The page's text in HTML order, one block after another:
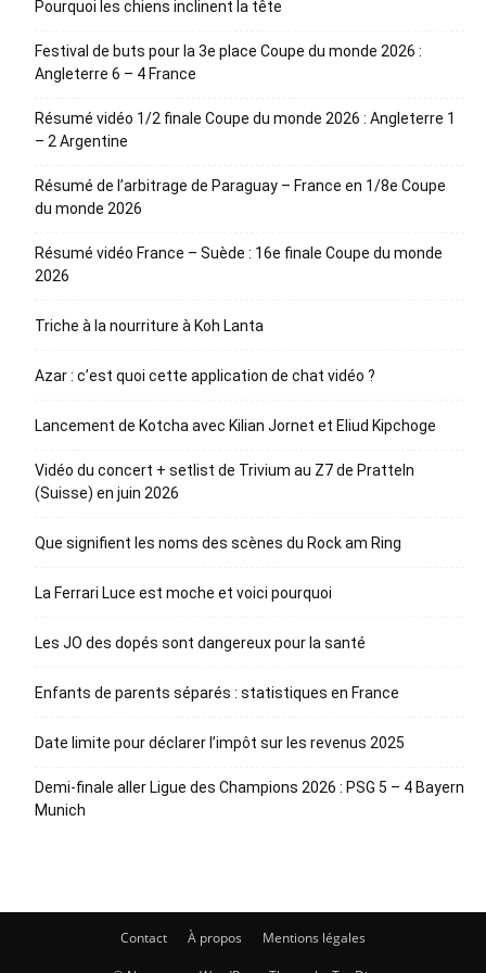
Pourquoi les chiens inclinent la tête
Festival de buts pour la 3e place Coupe du monde 2026 :
Angleterre 6 – 4 France
Résumé vidéo 1/2 finale Coupe du monde 2026 : Angleterre 1
– 2 Argentine
Résumé de l’arbitrage de Paraguay – France en 1/8e Coupe
du monde 2026
Résumé vidéo France – Suède : 16e finale Coupe du monde
2026
Triche à la nourriture à Koh Lanta
Azar : c’est quoi cette application de chat vidéo ?
Lancement de Kotcha avec Kilian Jornet et Eliud Kipchoge
Vidéo du concert + setlist de Trivium au Z7 de Pratteln
(Suisse) en juin 2026
Que signifient les noms des scènes du Rock am Ring
La Ferrari Luce est moche et voici pourquoi
Les JO des dopés sont dangereux pour la santé
Enfants de parents séparés : statistiques en France
Date limite pour déclarer l’impôt sur les revenus 2025
Demi-finale aller Ligue des Champions 2026 : PSG 5 – 4 Bayern
Munich
Contact À propos Mentions légales